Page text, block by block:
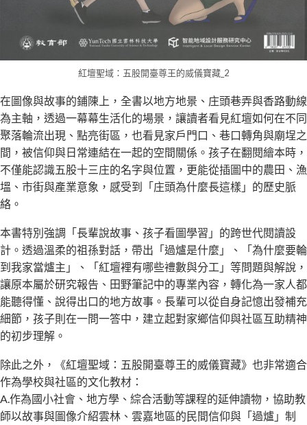
紅壇聖域：五股開臺尊王的威儀寶藏_2
在圖像與故事的鋪陳上，全書以地方地景、庄頭巷弄與香路動線
為主軸，透過一幕幕生活化的場景，讓讀者看見紅壇如何在不同
聚落輪流出現、點亮街區，也看見家戶門口、巷口轉角與廟埕之
間，被信仰與日常連結在一起的空間關係。孩子在翻閱繪本時，
不僅能認識五股十三庄的名字與位置，更能從插圖中的農田、漁
塭、市街與產業意象，感受到「庄頭為什麼長這樣」的歷史脈
絡。
本書特別強調「長輩說故事、孩子看圖學習」的跨世代閱讀設
計。透過溫柔的祖孫對話，帶出「過爐是什麼」、「為什麼要輪
到我家當爐主」、「紅壇裡有哪些禮數與分工」等問題與解說，
讓原本屬於研究報告、田野筆記中的專業內容，轉化為一家人都
能聽得懂、說得出口的地方故事。長輩可以從自身記憶出發補充
細節，孩子則在一問一答中，建立起對家鄉信仰與社區互助精神
的初步理解。
除此之外，《紅壇聖域：五股開臺尊王的威儀寶藏》也非常適合
作為學校與社區的文化教材：
A.作為國小社會、地方學、綜合活動等課程的延伸讀物，協助教
師以故事與圖像介紹雲林、雲嘉地區的民間信仰與「過爐」制